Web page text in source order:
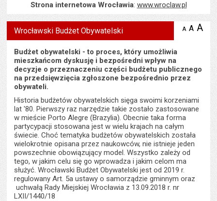
Strona internetowa Wrocławia: www.wroclaw.pl
Wrocławski Budżet Obywatelski A zmniejsz
A A
Budżet obywatelski - to proces, który umożliwia
mieszkańcom dyskusję i bezpośredni wpływ na
decyzje o przeznaczeniu części budżetu publicznego
na przedsięwzięcia zgłoszone bezpośrednio przez
obywateli.
Historia budżetów obywatelskich sięga swoimi korzeniami
lat '80. Pierwszy raz narzędzie takie zostało zastosowane
w mieście Porto Alegre (Brazylia). Obecnie taka forma
partycypacji stosowana jest w wielu krajach na całym
świecie. Choć tematyka budżetów obywatelskich została
wielokrotnie opisana przez naukowców, nie istnieje jeden
powszechnie obowiązujący model. Wszystko zależy od
tego, w jakim celu się go wprowadza i jakim celom ma
służyć. Wrocławski Budżet Obywatelski jest od 2019 r.
regulowany Art. 5a ustawy o samorządzie gminnym oraz
uchwałą Rady Miejskiej Wrocławia z 13.09.2018 r. nr
LXII/1440/18